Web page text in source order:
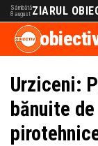
Sâmbătă
8 august ZIARUL
Urziceni:
bănuite